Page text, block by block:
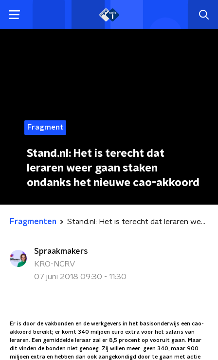
Fragment
Stand.nl: Het is terecht dat
leraren weer gaan staken
ondanks het nieuwe cao-akkoord
Fragmenten Stand.nl: Het is terecht dat leraren weer gaan staken ondanks het nieuwe cao-akkoord
Spraakmakers
KRO-NCRV
07 juni 2018 09:30 - 11:30
Er is door de vakbonden en de werkgevers in het basisonderwijs een cao-
akkoord bereikt; er komt 340 miljoen euro extra voor het salaris van
leraren. Een gemiddelde leraar zal er 8,5 procent op vooruit gaan. Maar
dit vinden de bonden niet genoeg. Zij willen meer: geen 340, maar 900
miljoen extra en hebben dan ook aangekondigd door te gaan met actie